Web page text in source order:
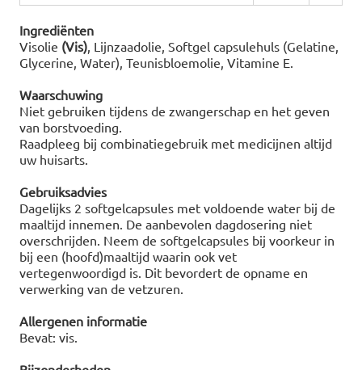
Ingrediënten
Visolie (Vis), Lijnzaadolie, Softgel capsulehuls (Gelatine,
Glycerine, Water), Teunisbloemolie, Vitamine E.
Waarschuwing
Niet gebruiken tijdens de zwangerschap en het geven
van borstvoeding.
Raadpleeg bij combinatiegebruik met medicijnen altijd
uw huisarts.
Gebruiksadvies
Dagelijks 2 softgelcapsules met voldoende water bij de
maaltijd innemen. De aanbevolen dagdosering niet
overschrijden. Neem de softgelcapsules bij voorkeur in
bij een (hoofd)maaltijd waarin ook vet
vertegenwoordigd is. Dit bevordert de opname en
verwerking van de vetzuren.
Allergenen informatie
Bevat: vis.